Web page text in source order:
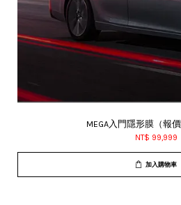
MEGA入門隱形膜（報
NT$ 99,999
加入購物車